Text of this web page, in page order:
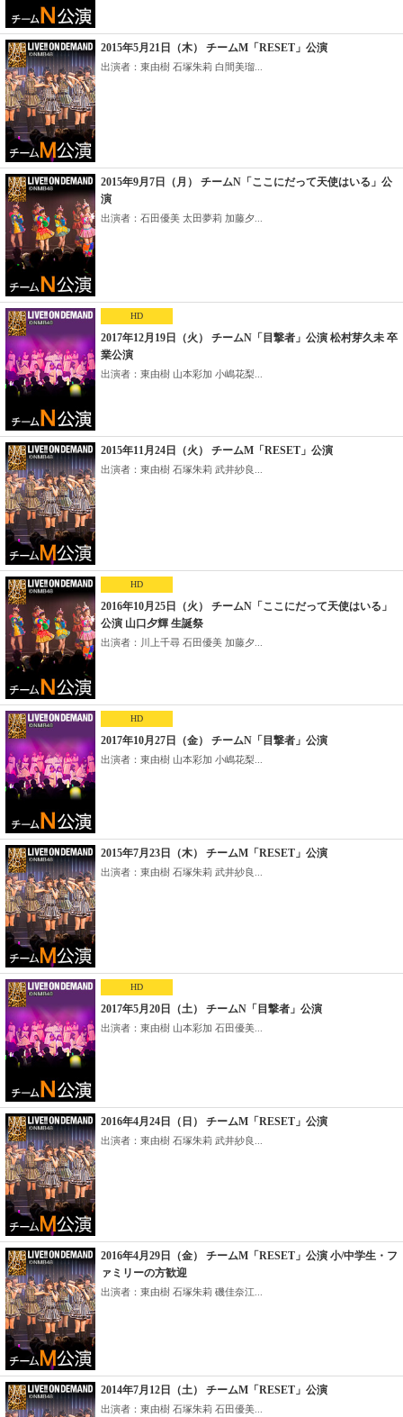
2015年5月21日（木） チームM「RESET」公演
出演者：東由樹 石塚朱莉 白間美瑠...
2015年9月7日（月） チームN「ここにだって天使はいる」公
演
出演者：石田優美 太田夢莉 加藤夕...
HD
2017年12月19日（火） チームN「目撃者」公演 松村芽久未 卒
業公演
出演者：東由樹 山本彩加 小嶋花梨...
2015年11月24日（火） チームM「RESET」公演
出演者：東由樹 石塚朱莉 武井紗良...
HD
2016年10月25日（火） チームN「ここにだって天使はいる」
公演 山口夕輝 生誕祭
出演者：川上千尋 石田優美 加藤夕...
HD
2017年10月27日（金） チームN「目撃者」公演
出演者：東由樹 山本彩加 小嶋花梨...
2015年7月23日（木） チームM「RESET」公演
出演者：東由樹 石塚朱莉 武井紗良...
HD
2017年5月20日（土） チームN「目撃者」公演
出演者：東由樹 山本彩加 石田優美...
2016年4月24日（日） チームM「RESET」公演
出演者：東由樹 石塚朱莉 武井紗良...
2016年4月29日（金） チームM「RESET」公演 小/中学生・フ
ァミリーの方歓迎
出演者：東由樹 石塚朱莉 磯佳奈江...
2014年7月12日（土） チームM「RESET」公演
出演者：東由樹 石塚朱莉 石田優美...